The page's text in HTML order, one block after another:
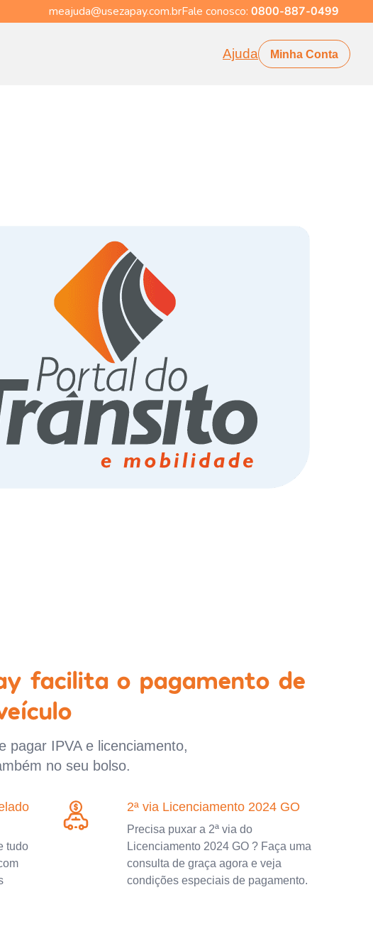
meajuda@usezapay.com.brFale conosco: 0800-887-0499
Ajuda Minha Conta
facilita o pagamento de
pagar IPVA e licenciamento,
no seu bolso.
tudo
2ª via Licenciamento 2024 GO
Precisa puxar a 2ª via do
Licenciamento 2024 GO ? Faça uma
consulta de graça agora e veja
condições especiais de pagamento.